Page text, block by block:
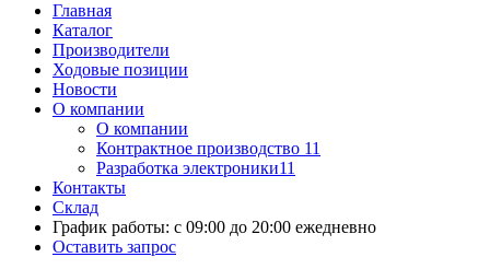
Главная
Каталог
Производители
Ходовые позиции
Новости
О компании
О компании
Контрактное производство 11
Разработка электроники11
Контакты
Склад
График работы: с 09:00 до 20:00 ежедневно
Оставить запрос